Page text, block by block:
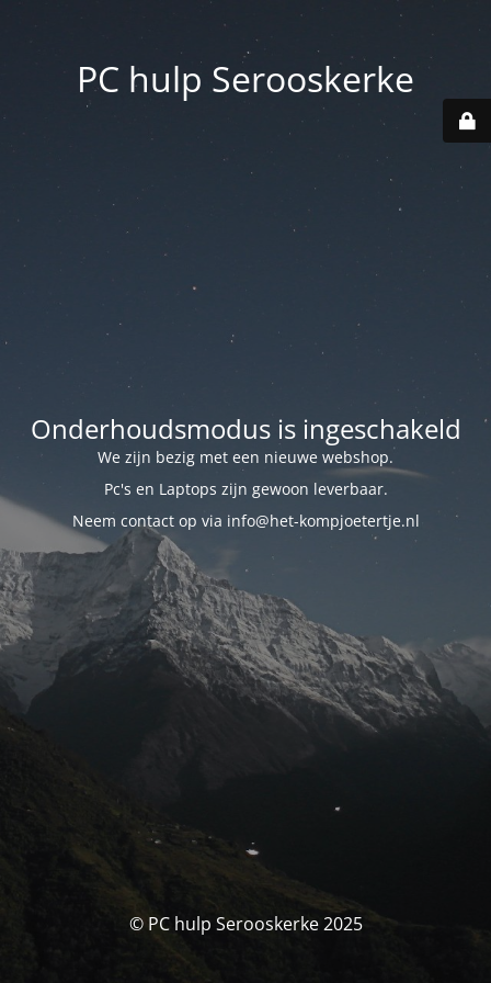
PC hulp Serooskerke
Onderhoudsmodus is ingeschakeld
We zijn bezig met een nieuwe webshop.
Pc's en Laptops zijn gewoon leverbaar.
Neem contact op via info@het-kompjoetertje.nl
© PC hulp Serooskerke 2025